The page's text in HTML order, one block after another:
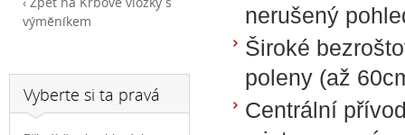
nerušený
Široké
poleny (až
Centrální
výměníkem
Vyberte si ta pravá